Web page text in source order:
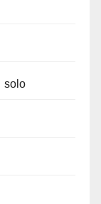
solo